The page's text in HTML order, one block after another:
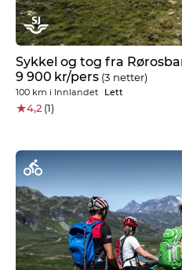
Sykkel og tog fra
9 900 kr/pers (3 netter)
100 km i Innlandet Lett
★4,2 (1)